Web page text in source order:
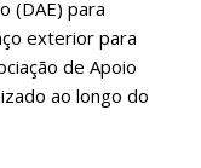
(DAE) para
exterior para
de Apoio
ao longo do